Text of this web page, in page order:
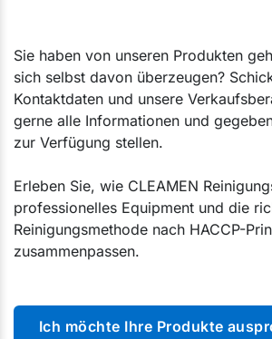
Sie haben von unseren Produkten
sich selbst davon überzeugen?
Kontaktdaten und unsere
gerne alle Informationen und
zur Verfügung stellen.
Erleben Sie, wie CLEAMEN
professionelles Equipment und die
Reinigungsmethode nach HACCP-
zusammenpassen.
Ich möchte Ihre Produkte